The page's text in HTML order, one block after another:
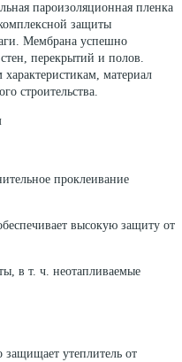
пароизоляционная пленка
защиты
Мембрана успешно
перекрытий и полов.
материал
строительства.
проклеивание
высокую защиту от
в т. ч. неотапливаемые
утеплитель от